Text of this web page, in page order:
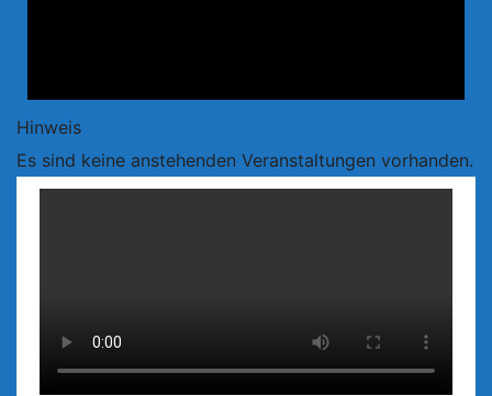
Hinweis
Es sind keine anstehenden Veranstaltungen vorhanden.